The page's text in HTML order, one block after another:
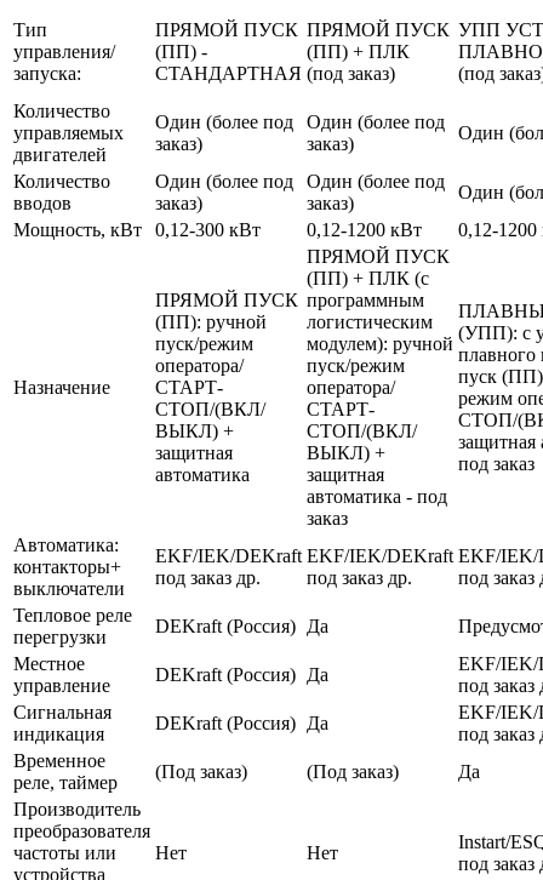
Тип
управления/
запуска:
ПРЯМОЙ ПУСК
(ПП) -
СТАНДАРТНАЯ
ПРЯМОЙ ПУСК
(ПП) + ПЛК
(под заказ)
УПП
(под
Количество
управляемых
двигателей
Один (более под
заказ)
Один (более под
заказ)
Один
Количество
вводов
Один (более под
заказ)
Один (более под
заказ)
Один
Мощность, кВт
0,12-300 кВт 0,12-1200 кВт 0,12-1200
Назначение
ПРЯМОЙ ПУСК
(ПП): ручной
пуск/режим
оператора/
СТАРТ-
СТОП/(ВКЛ/
ВЫКЛ) +
защитная
автоматика
ПРЯМОЙ ПУСК
(ПП) + ПЛК (с
программным
логистическим
модулем): ручной
пуск/режим
оператора/
СТАРТ-
СТОП/(ВКЛ/
ВЫКЛ) +
защитная
автоматика - под
заказ
(УПП): с
плавного
пуск
режим
СТОП/
защитная
под заказ
Автоматика:
контакторы+
выключатели
EKF/IEK/DEKraft
под заказ др.
EKF/IEK/DEKraft
под заказ др.
EKF/IEK/
под заказ
Тепловое реле
перегрузки
DEKraft (Россия) Да
Местное
управление
DEKraft (Россия) Да
EKF/IEK/
под заказ
Сигнальная
индикация
DEKraft (Россия) Да
EKF/IEK/
под заказ
Временное
реле, таймер
(Под заказ) (Под заказ)
Да
Производитель
преобразователя
частоты или
устройства
Нет Нет
Instart/
под заказ